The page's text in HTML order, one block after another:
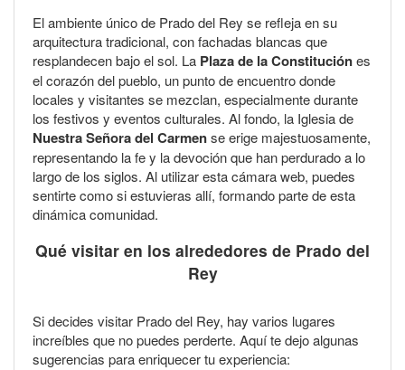
El ambiente único de Prado del Rey se refleja en su
arquitectura tradicional, con fachadas blancas que
resplandecen bajo el sol. La Plaza de la Constituciónes
el corazón del pueblo, un punto de encuentro donde
locales y visitantes se mezclan, especialmente durante
los festivos y eventos culturales. Al fondo, la Iglesia de
Nuestra Señora del Carmense erige majestuosamente,
representando la fe y la devoción que han perdurado a lo
largo de los siglos. Al utilizar esta cámara web, puedes
sentirte como si estuvieras allí, formando parte de esta
dinámica comunidad.
Qué visitar en los alrededores de Prado del
Rey
Si decides visitar Prado del Rey, hay varios lugares
increíbles que no puedes perderte. Aquí te dejo algunas
sugerencias para enriquecer tu experiencia: